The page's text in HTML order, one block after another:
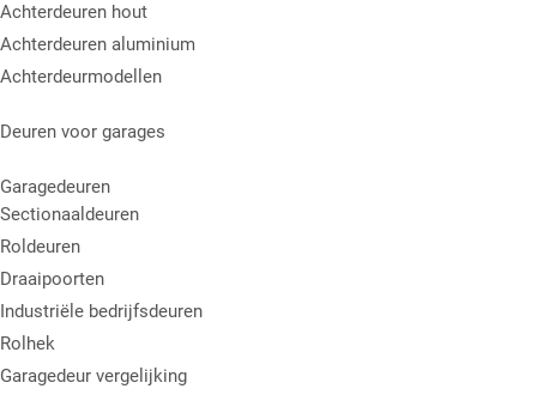
Achterdeuren hout
Achterdeuren aluminium
Achterdeurmodellen
Deuren voor garages
Garagedeuren
Sectionaaldeuren
Roldeuren
Draaipoorten
Industriële bedrijfsdeuren
Rolhek
Garagedeur vergelijking